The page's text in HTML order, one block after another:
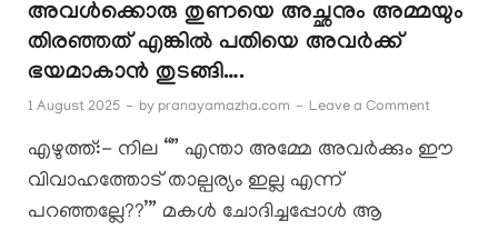
അവൾക്കൊരു തുണയെ അച്ഛനും അമ്മയും
തിരഞ്ഞത് എങ്കിൽ പതിയെ അവർക്ക്
ഭയമാകാൻ തുടങ്ങി….
1 August 2025 - by pranayamazha.com - Leave a Comment
എഴുത്ത്:- നില “” എന്താ അമ്മേ അവർക്കും ഈ
വിവാഹത്തോട് താല്പര്യം ഇല്ല എന്ന്
പറഞ്ഞല്ലേ??’” മകൾ ചോദിച്ചപ്പോൾ ആ